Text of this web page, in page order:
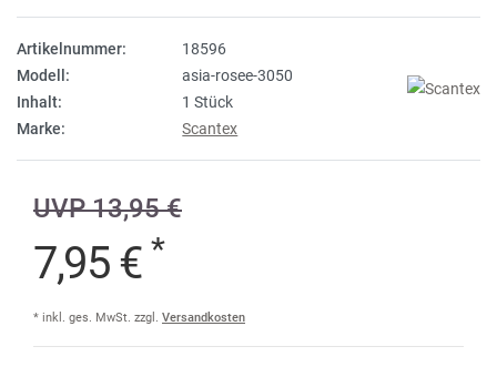
Artikelnummer:
18596
Modell:
asia-rosee-3050
Inhalt:
1 Stück
Marke:
Scantex
UVP 13,95 €
7,95 € *
* inkl. ges. MwSt. zzgl. Versandkosten